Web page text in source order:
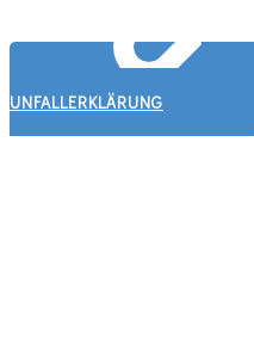
UNFALLERKLÄRUNG